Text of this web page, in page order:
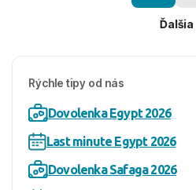
Ďalšia
Rýchle tipy od nás
Dovolenka Egypt 2026
Last minute Egypt 2026
Dovolenka Safaga 2026